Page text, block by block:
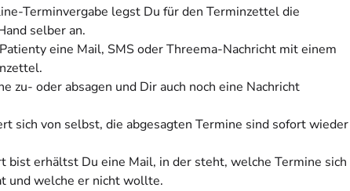
Terminvergabe legst Du für den Terminzettel die
selber an.
eine Mail, SMS oder Threema-Nachricht mit einem
zu- oder absagen und Dir auch noch eine Nachricht
sich von selbst, die abgesagten Termine sind sofort wieder
bist erhältst Du eine Mail, in der steht, welche Termine sich
und welche er nicht wollte.